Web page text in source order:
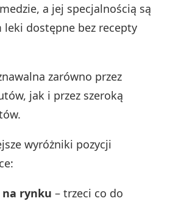
a jej specjalnością są
leki dostępne bez recepty
zarówno przez
jak i przez szeroką
wyróżniki pozycji
na rynku – trzeci co do